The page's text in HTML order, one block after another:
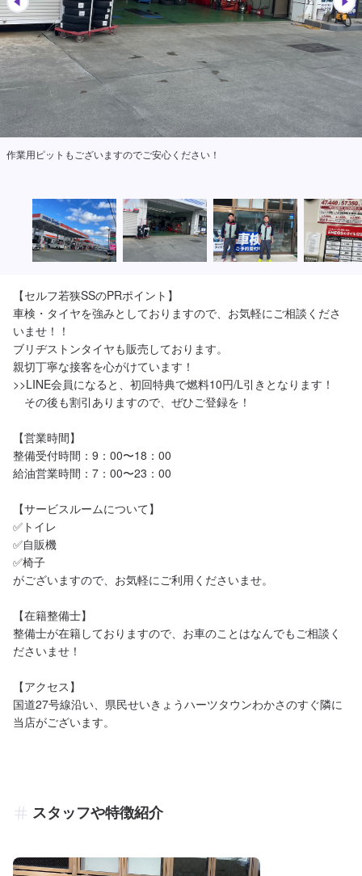
作業用ピットもございますのでご安心ください！
【セルフ若狭SSのPRポイント】
車検・タイヤを強みとしておりますので、お気軽にご相談くださ
いませ！！
ブリヂストンタイヤも販売しております。
親切丁寧な接客を心がけています！
>>LINE会員になると、初回特典で燃料10円/L引きとなります！
その後も割引ありますので、ぜひご登録を！
【営業時間】
整備受付時間：9：00〜18：00
給油営業時間：7：00〜23：00
【サービスルームについて】
✅トイレ
✅自販機
✅椅子
がございますので、お気軽にご利用くださいませ。
【在籍整備士】
整備士が在籍しておりますので、お車のことはなんでもご相談く
ださいませ！
【アクセス】
国道27号線沿い、県民せいきょうハーツタウンわかさのすぐ隣に
当店がございます。
スタッフや特徴紹介